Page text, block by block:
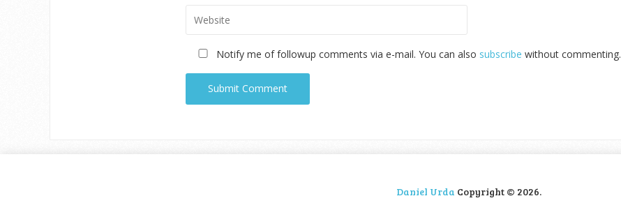
Notify me of followup comments via e-mail. You can also subscribe without commenting.
Daniel Urda Copyright © 2026.